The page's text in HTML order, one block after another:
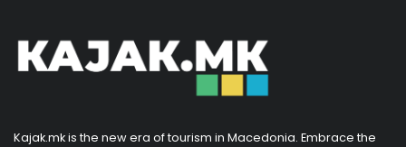
Kajak.mk is the new era of tourism in Macedonia. Embrace the